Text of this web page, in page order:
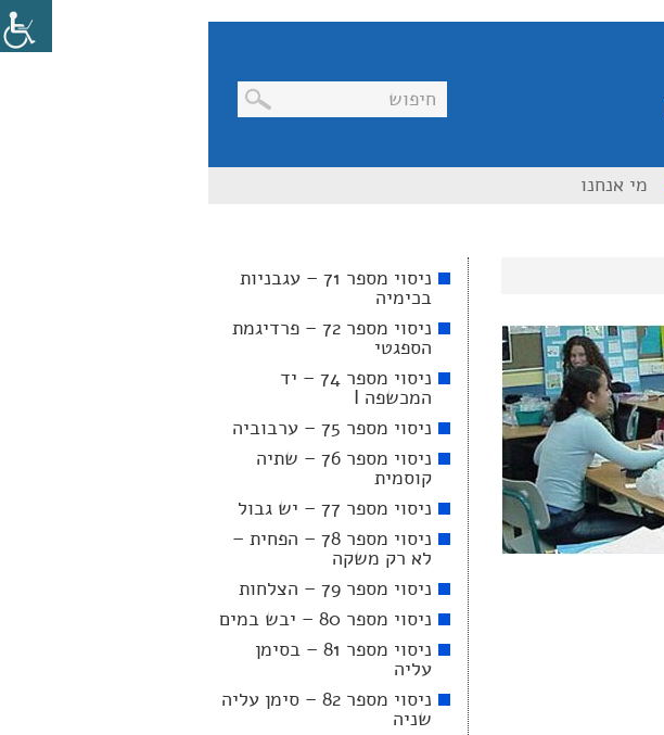
מי אנחנו
ניסוי מספר 71 – עגבניות
בכימיה
ניסוי מספר 72 – פרדיגמת
הספגטי
ניסוי מספר 74 – יד
המכשפה I
ניסוי מספר 75 – ערבוביה
ניסוי מספר 76 – שתיה
קוסמית
ניסוי מספר 77 – יש גבול
ניסוי מספר 78 – הפחית –
לא רק משקה
ניסוי מספר 79 – הצלחות
ניסוי מספר 80 – יבש במים
ניסוי מספר 81 – בסימן
עליה
ניסוי מספר 82 – סימן עליה
שניה